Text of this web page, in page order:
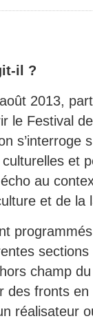
il ?
2013,
le Festival
s’interroge
culturelles et
écho au
et de la
champ
des fronts
réalisateur